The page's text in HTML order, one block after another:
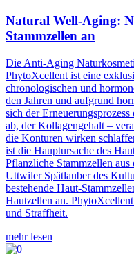
Natural Well-Aging:
Stammzellen an
Die Anti-Aging
PhytoXcellent ist eine
chronologischen und
den Jahren und aufgrund
sich der
ab, der Kollagengehalt –
die Konturen wirken
ist die Hauptursache des
Pflanzliche Stammzellen
Uttwiler Spätlauber des
bestehende Haut-
Hautzellen an.
und Straffheit.
mehr lesen